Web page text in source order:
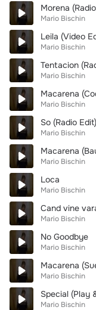
Morena
Mario Bischin
Leila (Video
Mario Bischin
Tentacion
Mario Bischin
Macarena
Mario Bischin
So (Radio Edit)
Mario Bischin
Macarena
Mario Bischin
Loca
Mario Bischin
Cand vine
Mario Bischin
No Goodbye
Mario Bischin
Macarena
Mario Bischin
Special (Play
Mario Bischin